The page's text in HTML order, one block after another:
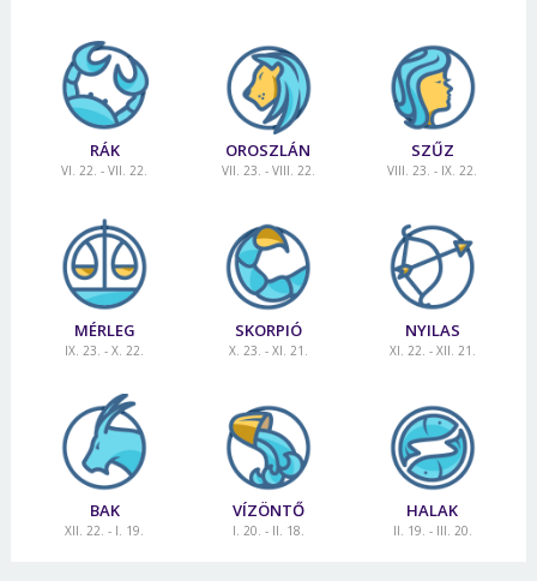
RÁK
VI. 22. - VII. 22.
OROSZLÁN
VII. 23. - VIII. 22.
SZŰZ
VIII. 23. - IX. 22.
MÉRLEG
IX. 23. - X. 22.
SKORPIÓ
X. 23. - XI. 21.
NYILAS
XI. 22. - XII. 21.
BAK
XII. 22. - I. 19.
VÍZÖNTŐ
I. 20. - II. 18.
HALAK
II. 19. - III. 20.